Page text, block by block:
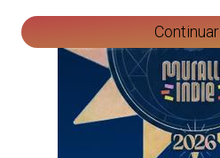
Continuar